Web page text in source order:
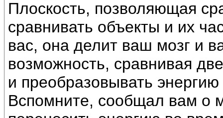
Плоскость, позволяющая
сравнивать объекты и их
вас, она делит ваш мозг и
возможность, сравнивая
и преобразовывать
Вспомните, сообщал вам о